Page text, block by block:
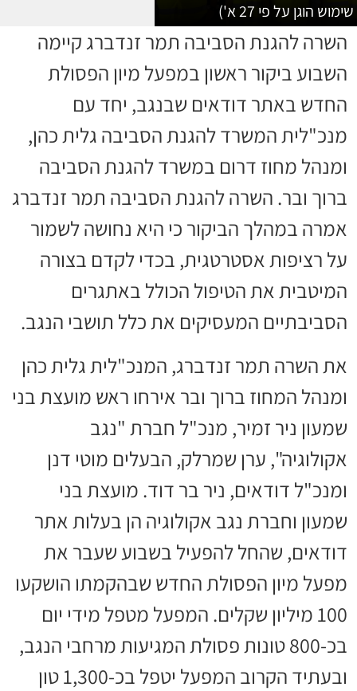
שימוש הוגן על פי 27 א')
השרה להגנת הסביבה תמר זנדברג קיימה
השבוע ביקור ראשון במפעל מיון הפסולת
החדש באתר דודאים שבנגב, יחד עם
מנכ"לית המשרד להגנת הסביבה גלית כהן,
ומנהל מחוז דרום במשרד להגנת הסביבה
ברוך ובר. השרה להגנת הסביבה תמר זנדברג
אמרה במהלך הביקור כי היא נחושה לשמור
על רציפות אסטרטגית, בכדי לקדם בצורה
המיטבית את הטיפול הכולל באתגרים
הסביבתיים המעסיקים את כלל תושבי הנגב.
את השרה תמר זנדברג, המנכ"לית גלית כהן
ומנהל המחוז ברוך ובר אירחו ראש מועצת בני
שמעון ניר זמיר, מנכ"ל חברת "נגב
אקולוגיה", ערן שמרלק, הבעלים מוטי דנן
ומנכ"ל דודאים, ניר בר דוד. מועצת בני
שמעון וחברת נגב אקולוגיה הן בעלות אתר
דודאים, שהחל להפעיל בשבוע שעבר את
מפעל מיון הפסולת החדש שבהקמתו הושקעו
100 מיליון שקלים. המפעל מטפל מידי יום
בכ-800 טונות פסולת המגיעות מרחבי הנגב,
ובעתיד הקרוב המפעל יטפל בכ-1,300 טון